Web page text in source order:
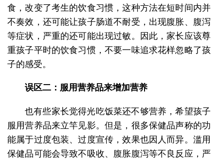
食，改变了考生的饮食习惯，这种方法在短时间内并
不奏效，还可能让孩子肠道不耐受，出现腹胀、腹泻
等症状，严重的还可能出现过敏。因此，家长应该尊
重孩子平时的饮食习惯，不要一味追求花样忽略了孩
子的感受。
误区二：服用营养品来增加营养
也有些家长觉得光吃饭菜还不够营养，希望孩子
服用营养品来立竿见影。但是，很多保健品声称的功
能属于过度包装、过度宣传，效果也因人而异。滥用
保健品可能会导致不吸收、腹胀腹泻等不良反应，严